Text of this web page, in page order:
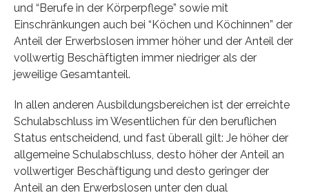
und “Berufe in der Körperpflege” sowie mit
Einschränkungen auch bei “Köchen und Köchinnen” der
Anteil der Erwerbslosen immer höher und der Anteil der
vollwertig Beschäftigten immer niedriger als der
jeweilige Gesamtanteil.
In allen anderen Ausbildungsbereichen ist der erreichte
Schulabschluss im Wesentlichen für den beruflichen
Status entscheidend, und fast überall gilt: Je höher der
allgemeine Schulabschluss, desto höher der Anteil an
vollwertiger Beschäftigung und desto geringer der
Anteil an den Erwerbslosen unter den dual